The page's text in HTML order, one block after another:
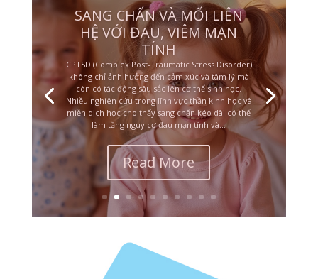
CHA MẸ CÀNG BẠO HÀNH,
ĐỨA TRẺ CÀNG THƯƠNG
VÀ BẢO VỆ
Một trong những điều khiến nhiều người khó hiểu
nhất trong sang chấn thời thơ ấu là: tại sao một
đứa trẻ bị đánh đập, sỉ nhục hoặc làm tổn thương
lại vẫn yêu thương, bênh vực và bảo vệ chính cha
mẹ của mình? Nhiều người nhìn từ bên ngoài có
thể nghĩ rằng đứa trẻ...
Read More